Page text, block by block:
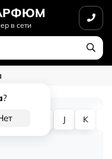
в сети
?
J K